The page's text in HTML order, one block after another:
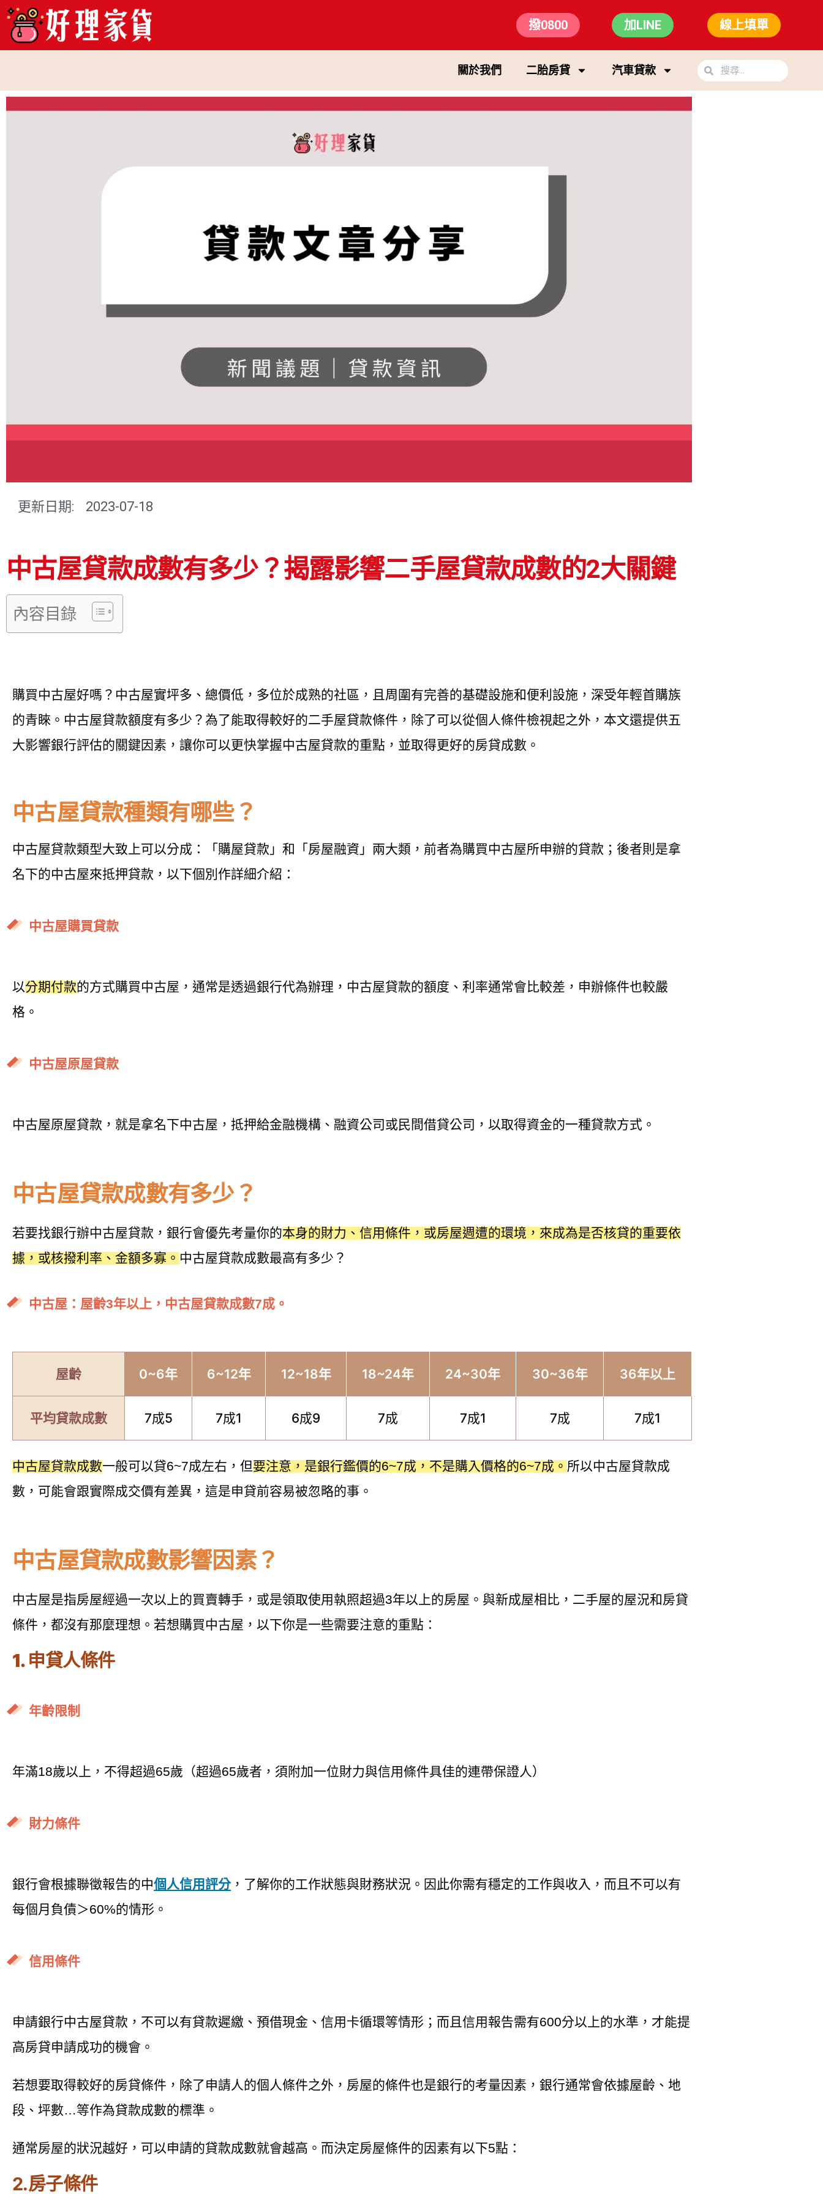
撥0800 加LINE 線上填單
關於我們 二胎房貸 汽車貸款
更新日期: 2023-07-18
中古屋貸款成數有多少？揭露影響二手屋貸款成數的2大關鍵
內容目錄
購買中古屋好嗎？中古屋實坪多、總價低，多位於成熟的社區，且周圍有完善的基礎設施和便利設施，深受年輕首購族
的青睞。中古屋貸款額度有多少？為了能取得較好的二手屋貸款條件，除了可以從個人條件檢視起之外，本文還提供五
大影響銀行評估的關鍵因素，讓你可以更快掌握中古屋貸款的重點，並取得更好的房貸成數。
中古屋貸款種類有哪些？
中古屋貸款類型大致上可以分成：「購屋貸款」和「房屋融資」兩大類，前者為購買中古屋所申辦的貸款；後者則是拿
名下的中古屋來抵押貸款，以下個別作詳細介紹：
中古屋購買貸款
以分期付款的方式購買中古屋，通常是透過銀行代為辦理，中古屋貸款的額度、利率通常會比較差，申辦條件也較嚴
格。
中古屋原屋貸款
中古屋原屋貸款，就是拿名下中古屋，抵押給金融機構、融資公司或民間借貸公司，以取得資金的一種貸款方式。
中古屋貸款成數有多少？
若要找銀行辦中古屋貸款，銀行會優先考量你的本身的財力、信用條件，或房屋週遭的環境，來成為是否核貸的重要依
據，或核撥利率、金額多寡。 中古屋貸款成數最高有多少？
中古屋：屋齡3年以上，中古屋貸款成數7成。
屋齡 0~6年 6~12年 12~18年 18~24年 24~30年 30~36年 36年以上
平均貸款成數 7成5 7成1 6成9 7成 7成1 7成 7成1
中古屋貸款成數一般可以貸6~7成左右，但要注意，是銀行鑑價的6~7成，不是購入價格的6~7成。 所以中古屋貸款成
數，可能會跟實際成交價有差異，這是申貸前容易被忽略的事。
中古屋貸款成數影響因素？
中古屋是指房屋經過一次以上的買賣轉手，或是領取使用執照超過3年以上的房屋。與新成屋相比，二手屋的屋況和房貸
條件，都沒有那麼理想。若想購買中古屋，以下你是一些需要注意的重點：
1. 申貸人條件
年齡限制
年滿18歲以上，不得超過65歲（超過65歲者，須附加一位財力與信用條件具佳的連帶保證人）
財力條件
銀行會根據聯徵報告的中個人信用評分，了解你的工作狀態與財務狀況。因此你需有穩定的工作與收入，而且不可以有
每個月負債＞60%的情形。
信用條件
申請銀行中古屋貸款，不可以有貸款遲繳、預借現金、信用卡循環等情形；而且信用報告需有600分以上的水準，才能提
高房貸申請成功的機會。
若想要取得較好的房貸條件，除了申請人的個人條件之外，房屋的條件也是銀行的考量因素，銀行通常會依據屋齡、地
段、坪數…等作為貸款成數的標準。
通常房屋的狀況越好，可以申請的貸款成數就會越高。而決定房屋條件的因素有以下5點：
2.房子條件